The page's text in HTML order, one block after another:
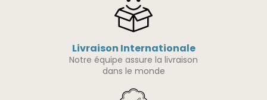
Livraison Internationale
Notre équipe assure la livraison
dans le monde